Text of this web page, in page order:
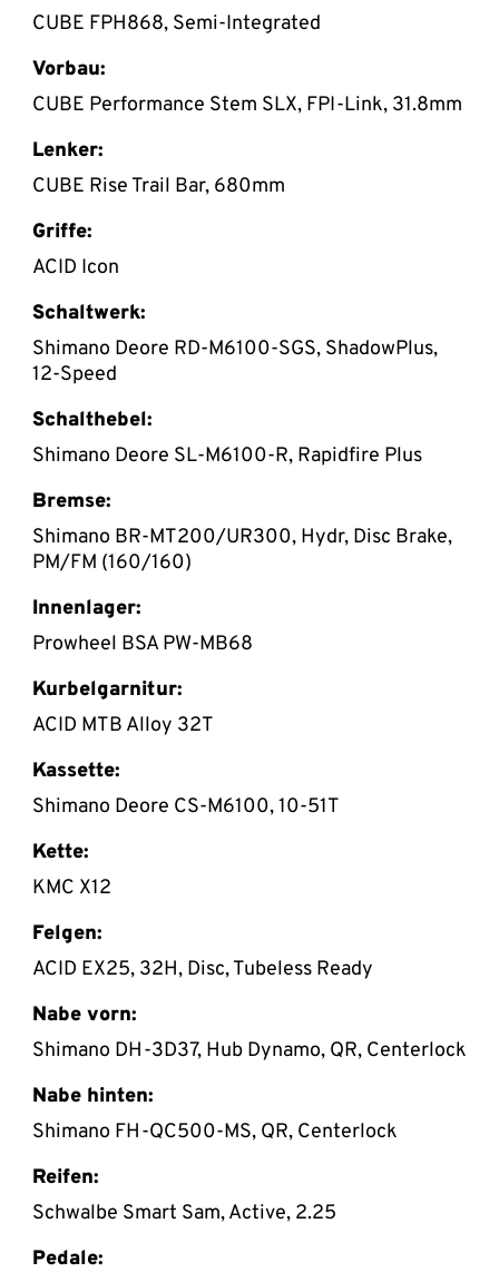
CUBE FPH868, Semi-Integrated
Vorbau:
CUBE Performance Stem SLX, FPI-Link, 31.8mm
Lenker:
CUBE Rise Trail Bar, 680mm
Griffe:
ACID Icon
Schaltwerk:
Shimano Deore RD-M6100-SGS, ShadowPlus,
12-Speed
Schalthebel:
Shimano Deore SL-M6100-R, Rapidfire Plus
Bremse:
Shimano BR-MT200/UR300, Hydr, Disc Brake,
PM/FM (160/160)
Innenlager:
Prowheel BSA PW-MB68
Kurbelgarnitur:
ACID MTB Alloy 32T
Kassette:
Shimano Deore CS-M6100, 10-51T
Kette:
KMC X12
Felgen:
ACID EX25, 32H, Disc, Tubeless Ready
Nabe vorn:
Shimano DH-3D37, Hub Dynamo, QR, Centerlock
Nabe hinten:
Shimano FH-QC500-MS, QR, Centerlock
Reifen:
Schwalbe Smart Sam, Active, 2.25
Pedale: